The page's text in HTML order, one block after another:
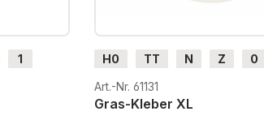
1
H0 TT N Z 0
G
H0m
Art.-Nr. 61131
Gras-Kleber XL